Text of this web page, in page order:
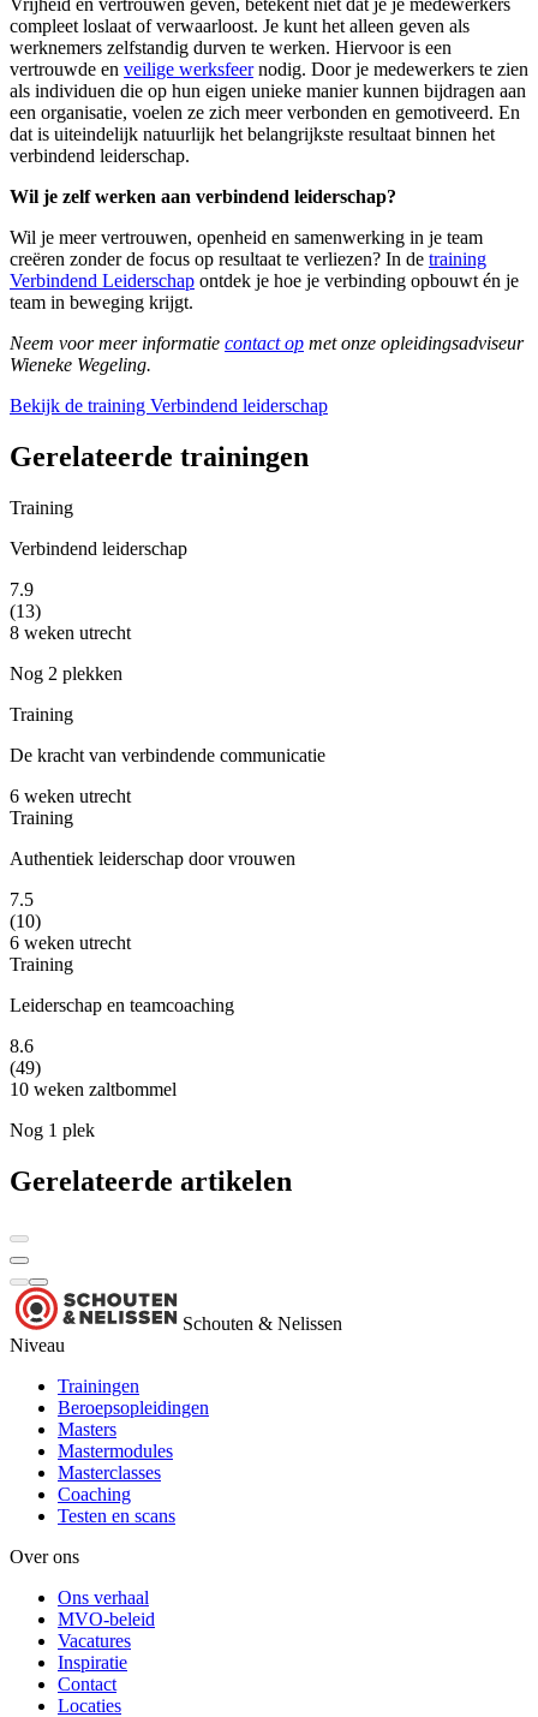
Vrijheid en vertrouwen geven, betekent niet dat je je medewerkers
compleet loslaat of verwaarloost. Je kunt het alleen geven als
werknemers zelfstandig durven te werken. Hiervoor is een
vertrouwde en veilige werksfeernodig. Door je medewerkers te zien
als individuen die op hun eigen unieke manier kunnen bijdragen aan
een organisatie, voelen ze zich meer verbonden en gemotiveerd. En
dat is uiteindelijk natuurlijk het belangrijkste resultaat binnen het
verbindend leiderschap.
Wil je zelf werken aan verbindend leiderschap?
Wil je meer vertrouwen, openheid en samenwerking in je team
creëren zonder de focus op resultaat te verliezen? In de training
Verbindend Leiderschap ontdek je hoe je verbinding opbouwt én je
team in beweging krijgt.
Neem voor meer informatie contact op met onze opleidingsadviseur
Wieneke Wegeling.
Bekijk de training Verbindend leiderschap
Gerelateerde trainingen
Training
Verbindend leiderschap
7.9
(13)
8 weken utrecht
Nog 2 plekken
Training
De kracht van verbindende communicatie
6 weken utrecht
Training
Authentiek leiderschap door vrouwen
7.5
(10)
6 weken utrecht
Training
Leiderschap en teamcoaching
8.6
(49)
10 weken zaltbommel
Nog 1 plek
Gerelateerde artikelen
Schouten & Nelissen
Niveau
Trainingen
Beroepsopleidingen
Masters
Mastermodules
Masterclasses
Coaching
Testen en scans
Over ons
Ons verhaal
MVO-beleid
Vacatures
Inspiratie
Contact
Locaties